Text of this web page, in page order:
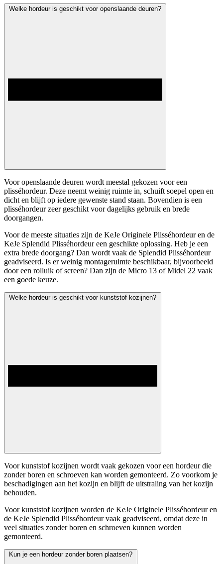
Welke hordeur is geschikt voor openslaande deuren?
Voor openslaande deuren wordt meestal gekozen voor een
plisséhordeur. Deze neemt weinig ruimte in, schuift soepel open en
dicht en blijft op iedere gewenste stand staan. Bovendien is een
plisséhordeur zeer geschikt voor dagelijks gebruik en brede
doorgangen.
Voor de meeste situaties zijn de KeJe Originele Plisséhordeur en de
KeJe Splendid Plisséhordeur een geschikte oplossing. Heb je een
extra brede doorgang? Dan wordt vaak de Splendid Plisséhordeur
geadviseerd. Is er weinig montageruimte beschikbaar, bijvoorbeeld
door een rolluik of screen? Dan zijn de Micro 13 of Midel 22 vaak
een goede keuze.
Welke hordeur is geschikt voor kunststof kozijnen?
Voor kunststof kozijnen wordt vaak gekozen voor een hordeur die
zonder boren en schroeven kan worden gemonteerd. Zo voorkom je
beschadigingen aan het kozijn en blijft de uitstraling van het kozijn
behouden.
Voor kunststof kozijnen worden de KeJe Originele Plisséhordeur en
de KeJe Splendid Plisséhordeur vaak geadviseerd, omdat deze in
veel situaties zonder boren en schroeven kunnen worden
gemonteerd.
Kun je een hordeur zonder boren plaatsen?